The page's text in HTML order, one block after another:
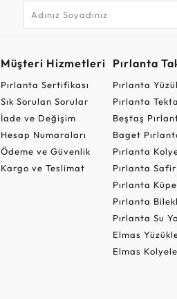
Müşteri Hizmetleri
Pırlanta Sertifikası
Sık Sorulan Sorular
İade ve Değişim
Hesap Numaraları
Ödeme ve Güvenlik
Kargo ve Teslimat
Pırlanta
Pırlanta
Pırlanta
Beştaş
Baget
Pırlanta
Pırlanta
Pırlanta
Pırlanta
Pırlanta Su
Elmas
Elmas